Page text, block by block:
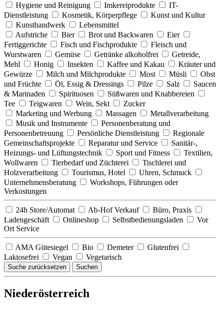
Hygiene und Reinigung
Imkereiprodukte
IT-
Dienstleistung
Kosmetik, Körperpflege
Kunst und Kultur
Kunsthandwerk
Lebensmittel
Aufstriche
Bier Brot und Backwaren
Eier
Fertiggerichte
Fisch und Fischprodukte
Fleisch und
Wurstwaren
Gemüse Getränke alkoholfrei
Getreide,
Mehl
Honig Insekten Kaffee und Kakau
Kräuter und
Gewürze
Milch und Milchprodukte Most Müsli
Obst
und Früchte
Öl, Essig & Dressings Pilze Salz
Saucen
& Marinaden
Spirituosen
Süßwaren und Knabbereien
Tee
Teigwaren Wein, Sekt
Zucker
Marketing und Werbung
Massagen
Metallverarbeitung
Musik und Instrumente
Personenberatung und
Personenbetreuung
Persönliche Dienstleistung
Regionale
Gemeinschaftsprojekte
Reparatur und Service
Sanitär-,
Heizungs- und Lüftungstechnik
Sport und Fitness
Textilien,
Wollwaren
Tierbedarf und Züchterei
Tischlerei und
Holzverarbeitung
Tourismus, Hotel
Uhren, Schmuck
Unternehmensberatung
Workshops, Führungen oder
Verkostungen
24h Store/Automat Ab-Hof Verkauf
Büro, Praxis
Ladengeschäft
Onlineshop Selbstbedienungsladen
Vor
Ort Service
AMA Gütesiegel Bio Demeter
Glutenfrei
Laktosefrei
Vegan Vegetarisch
Suche zurücksetzen Suchen
Niederösterreich